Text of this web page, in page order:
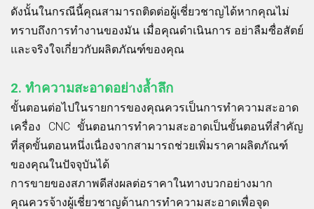
ดังนั้นในกรณีนี้คุณสามารถติดต่อผู้เชี่ยวชาญได้หากคุณไม่
ทราบถึงการทำงานของมัน เมื่อคุณดำเนินการ อย่าลืมซื่อสัตย์
และจริงใจเกี่ยวกับผลิตภัณฑ์ของคุณ
2. ทำความสะอาดอย่างล้ำลึก
ขั้นตอนต่อไปในรายการของคุณควรเป็นการทำความสะอาด
เครื่อง CNC ขั้นตอนการทำความสะอาดเป็นขั้นตอนที่สำคัญ
ที่สุดขั้นตอนหนึ่งเนื่องจากสามารถช่วยเพิ่มราคาผลิตภัณฑ์
ของคุณในปัจจุบันได้
การขายของสภาพดีส่งผลต่อราคาในทางบวกอย่างมาก
คุณควรจ้างผู้เชี่ยวชาญด้านการทำความสะอาดเพื่อจุด